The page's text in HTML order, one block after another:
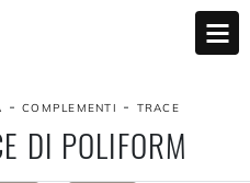
-COMPLEMENTI - TRACE
DI POLIFORM